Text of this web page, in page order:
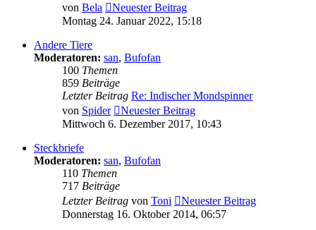
von Bela
Neuester Beitrag
Montag 24. Januar 2022, 15:18
Andere Tiere
Moderatoren: san, Bufofan
100 Themen
859 Beiträge
Letzter Beitrag Re: Indischer Mondspinner
von Spider
Neuester Beitrag
Mittwoch 6. Dezember 2017, 10:43
Steckbriefe
Moderatoren: san, Bufofan
110 Themen
717 Beiträge
Letzter Beitrag von Toni
Neuester Beitrag
Donnerstag 16. Oktober 2014, 06:57